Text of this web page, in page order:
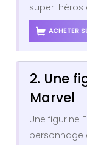
super-héros
ACHETER
2. Une
Marvel
Une figurine
personnage